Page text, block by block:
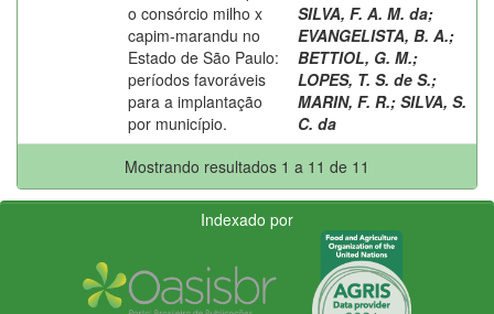
o consórcio milho x
capim-marandu no
Estado de São Paulo:
períodos favoráveis
para a implantação
por município.
SILVA, F. A. M. da;
EVANGELISTA, B. A.;
BETTIOL, G. M.;
LOPES, T. S. de S.;
MARIN, F. R.; SILVA, S.
C. da
Mostrando resultados 1 a 11 de 11
Indexado por